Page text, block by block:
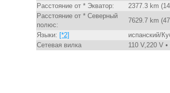
Расстояние от * Экватор:
2377.3 km
Расстояние от * Северный
полюс:
7629.7 km
Языки: [*2]
испанский/
Сетевая вилка
110 V,220 V •